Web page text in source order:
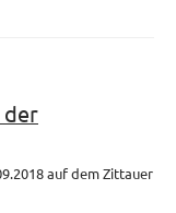
der
auf dem Zittauer